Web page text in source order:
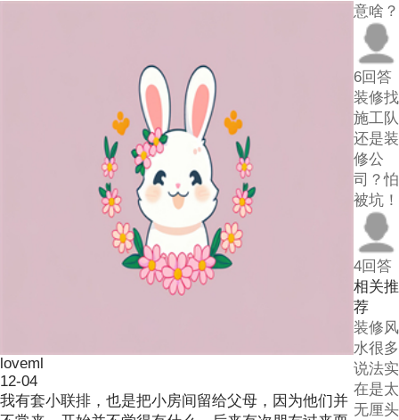
loveml
12-04
我有套小联排，也是把小房间留给父母，因为他们并
意啥？
6回答
装修找
施工队
还是装
修公
司？怕
被坑！​
4回答
相关推
荐
装修风
水很多
说法实
在是太
无厘头